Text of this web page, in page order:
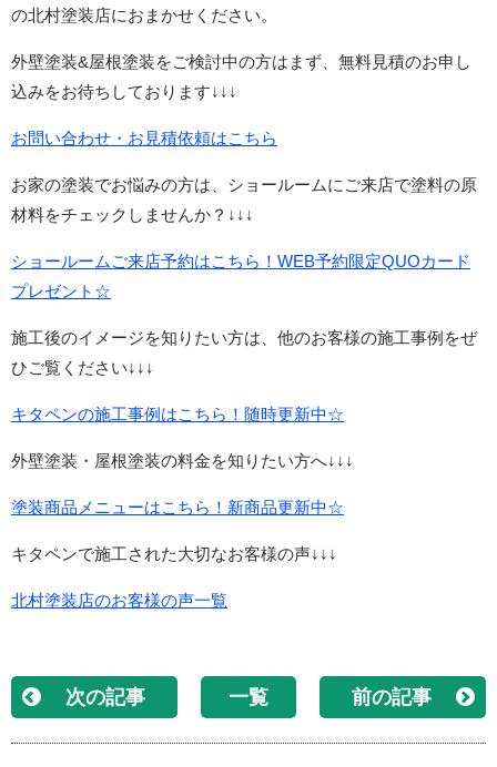
の北村塗装店におまかせください。
外壁塗装&屋根塗装をご検討中の方はまず、無料見積のお申し
込みをお待ちしております↓↓↓
お問い合わせ・お見積依頼はこちら
お家の塗装でお悩みの方は、ショールームにご来店で塗料の原
材料をチェックしませんか？↓↓↓
ショールームご来店予約はこちら！WEB予約限定QUOカード
プレゼント☆
施工後のイメージを知りたい方は、他のお客様の施工事例をぜ
ひご覧ください↓↓↓
キタペンの施工事例はこちら！随時更新中☆
外壁塗装・屋根塗装の料金を知りたい方へ↓↓↓
塗装商品メニューはこちら！新商品更新中☆
キタペンで施工された大切なお客様の声↓↓↓
北村塗装店のお客様の声一覧
次の記事 一覧 前の記事